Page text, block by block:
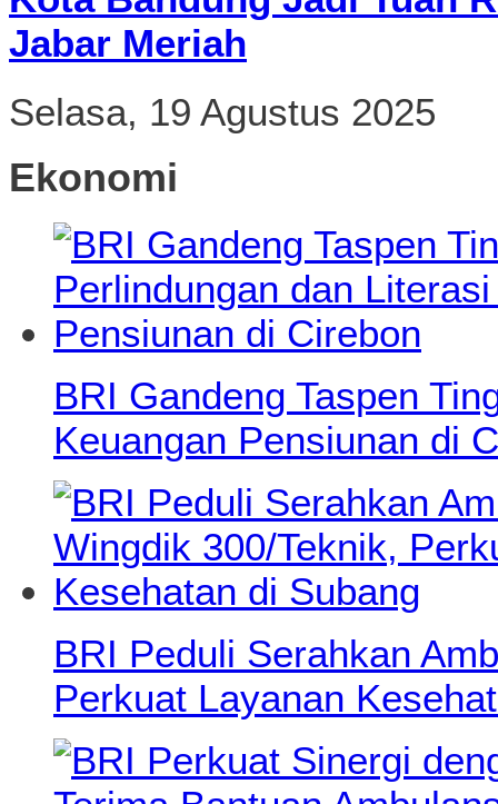
Jabar Meriah
Selasa, 19 Agustus 2025
Ekonomi
BRI Gandeng Taspen
Keuangan Pensiunan di
BRI Peduli Serahkan
Perkuat Layanan